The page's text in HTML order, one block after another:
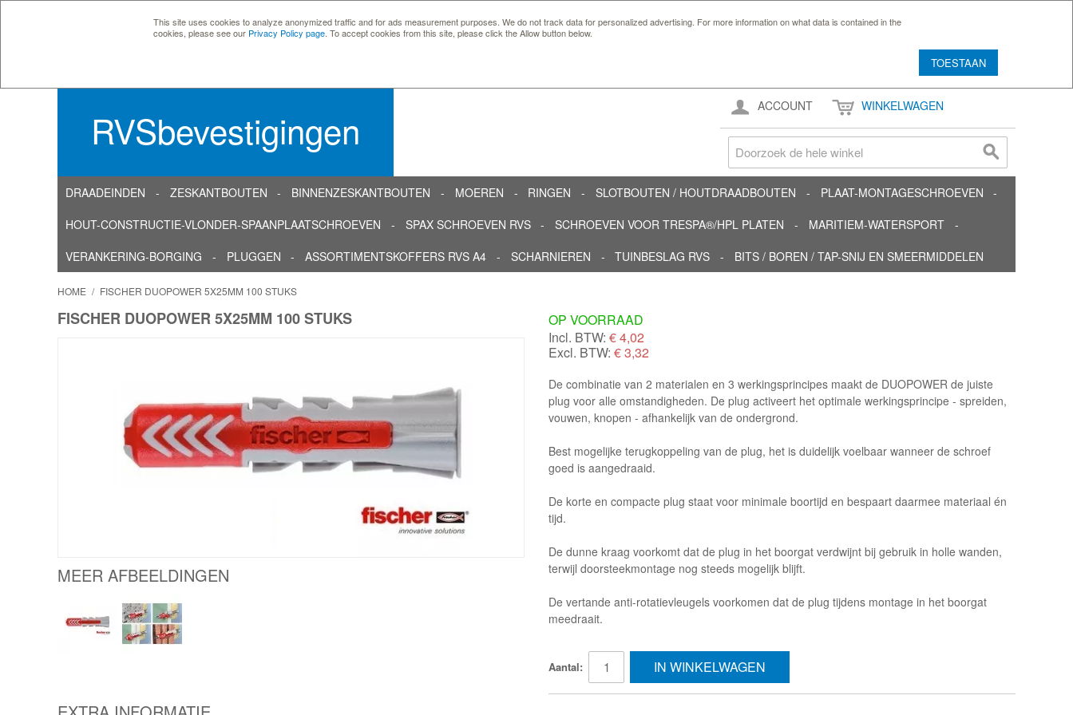
This site uses cookies to analyze anonymized traffic and for ads measurement purposes. We do not track data for personalized advertising. For more information on what data is contained in the
cookies, please see our Privacy Policy page . To accept cookies from this site, please click the Allow button below.
TOESTAAN
RVSbevestigingen
ACCOUNT WINKELWAGEN
DRAADEINDEN ZESKANTBOUTEN BINNENZESKANTBOUTEN MOEREN RINGEN SLOTBOUTEN / HOUTDRAADBOUTEN
PLAAT-MONTAGESCHROEVEN
HOUT-CONSTRUCTIE-VLONDER-SPAANPLAATSCHROEVEN
SPAX SCHROEVEN RVS SCHROEVEN VOOR TRESPA®/HPL PLATEN
MARITIEM-WATERSPORT
VERANKERING-BORGING
PLUGGEN ASSORTIMENTSKOFFERS RVS A4 SCHARNIEREN TUINBESLAG RVS BITS / BOREN / TAP-SNIJ EN SMEERMIDDELEN
HOME / FISCHER DUOPOWER 5X25MM 100 STUKS
FISCHER DUOPOWER 5X25MM 100 STUKS
MEER AFBEELDINGEN
OP VOORRAAD
Incl. BTW: €4,02
Excl. BTW: € 3,32
De combinatie van 2 materialen en 3 werkingsprincipes maakt de DUOPOWER de juiste
plug voor alle omstandigheden. De plug activeert het optimale werkingsprincipe - spreiden,
vouwen, knopen - afhankelijk van de ondergrond.
Best mogelijke terugkoppeling van de plug, het is duidelijk voelbaar wanneer de schroef
goed is aangedraaid.
De korte en compacte plug staat voor minimale boortijd en bespaart daarmee materiaal én
tijd.
De dunne kraag voorkomt dat de plug in het boorgat verdwijnt bij gebruik in holle wanden,
terwijl doorsteekmontage nog steeds mogelijk blijft.
De vertande anti-rotatievleugels voorkomen dat de plug tijdens montage in het boorgat
meedraait.
Aantal: IN WINKELWAGEN